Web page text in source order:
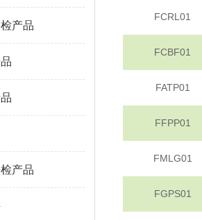
产品
产品
FCRL01
FCBF01
FATP01
FFPP01
FMLG01
FGPS01